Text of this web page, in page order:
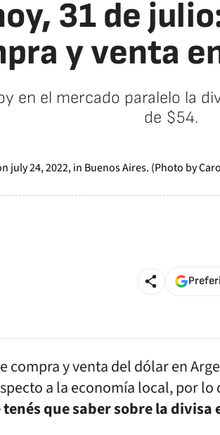
31 de
y venta
en el mercado paralelo la
de $54.
compra y venta del dólar en
a la economía local, por lo
que saber sobre la divisa